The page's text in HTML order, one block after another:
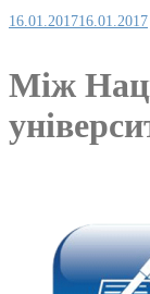
16.01.201716.01.2017
Між